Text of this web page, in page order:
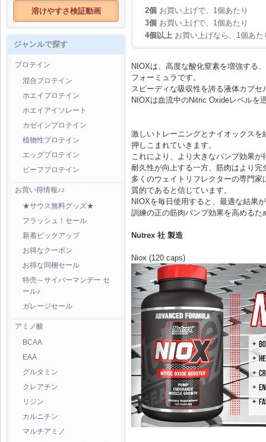
溶けやすさ検証動画
ジャンルで探す
プロテイン
混合プロテイン
ホエイプロテイン
ホエイアイソレート
カゼインプロテイン
植物性プロテイン
エッグプロテイン
ビーフプロテイン
お買い得情報♪♪
★サウス無料グッズ★
フラッシュ！セール
新着ピックアップ
お得なクーポン
お得な同梱セール
特売～サイバーマンデー セ
ール♪
ガレージセール
アミノ酸
BCAA
EAA
グルタミン
クレアチン
リジン
カルニチン
マルチアミノ
2個 お買い上げで、1個あたり
3個 お買い上げで、1個あたり
4個以上 お買い上げなら、1個あた
NIOXは、高度な酸化窒素を増強する
フォーミュラです。
スピーディな吸収性を誇る液体カプセ
NIOXは血流中のNitric Oxideレベルを
激しいトレーニングとナイオックス
押しこまれていきます。
これにより、より大きなパンプ効果が
耐久性が向上する一方、筋肉はより
多くのウェイトリフレクターの専門
質的であると信じています。
NIOXを毎日使用すると、最適な結果
訓練の正の筋肉パンプ効果を高める
Nutrex 社 製造
Niox (120 caps)